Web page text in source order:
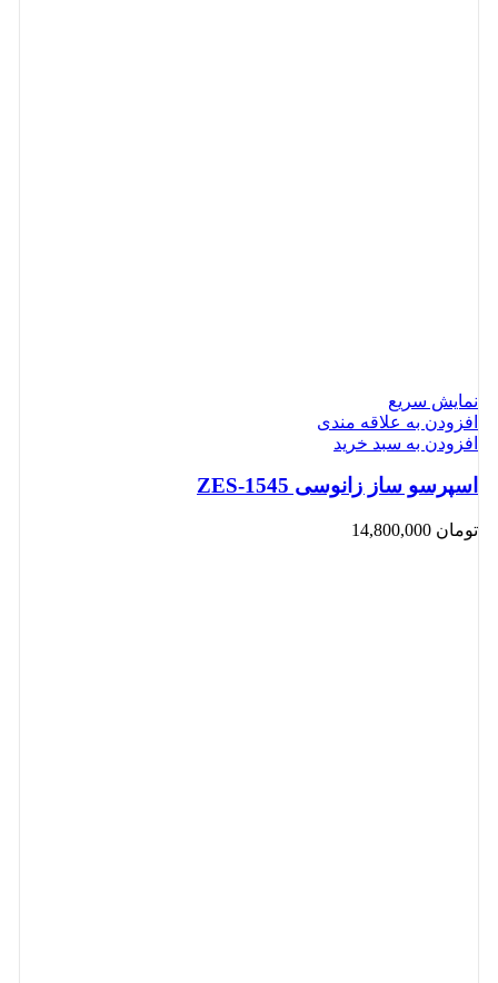
نمایش سریع
افزودن به علاقه مندی
افزودن به سبد خرید
اسپرسو ساز زانوسی ZES-1545
تومان